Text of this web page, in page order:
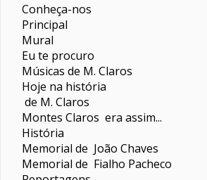
Conheça-nos
Principal
Mural
Eu te procuro
Músicas de M. Claros
Hoje na história
de M. Claros
Montes Claros era assim...
História
Memorial de João Chaves
Memorial de Fialho Pacheco